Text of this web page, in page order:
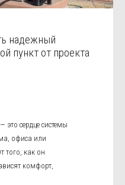
надежный
пункт от проекта
это сердце системы
офиса или
того, как он
комфорт,